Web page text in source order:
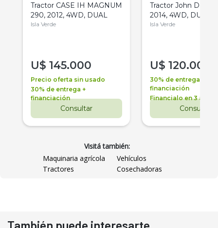
Tractor CASE IH MAGNUM
290, 2012, 4WD, DUAL
Isla Verde
U$ 145.000
Precio oferta sin usado
30% de entrega +
financiación
Consultar
Tractor John Deere
2014, 4WD, DUAL
Isla Verde
U$ 120.000
30% de entrega +
financiación
Financialo en 3 años
Consultar
Visitá también:
Maquinaria agrícola
Vehículos
Tractores
Cosechadoras
También puede interesarte